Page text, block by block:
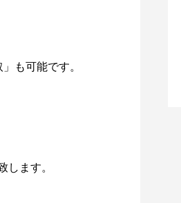
も可能です。
します。